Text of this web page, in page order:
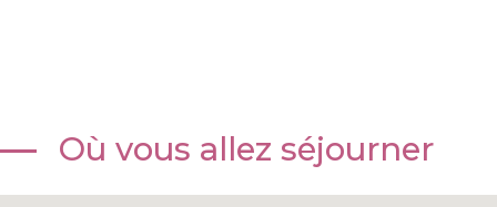
Où vous allez séjourner